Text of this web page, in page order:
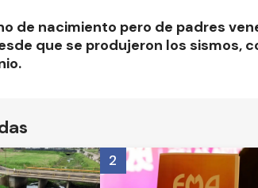
de nacimiento pero de padres
que se produjeron los sismos,
2